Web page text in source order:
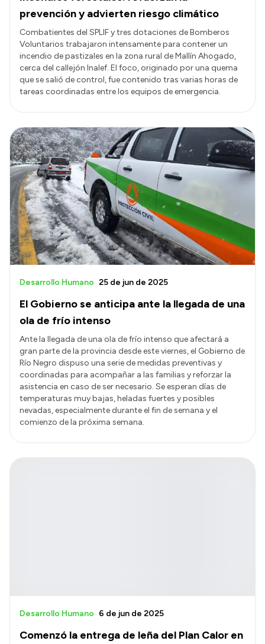
prevención y advierten riesgo climático
Combatientes del SPLIF y tres dotaciones de Bomberos
Voluntarios trabajaron intensamente para contener un
incendio de pastizales en la zona rural de Mallín Ahogado,
cerca del callejón Inalef. El foco, originado por una quema
que se salió de control, fue contenido tras varias horas de
tareas coordinadas entre los equipos de emergencia.
El Gobierno se anticipa ante la llegada de una
ola de frío intenso
Desarrollo Humano 25 de jun de 2025
Ante la llegada de una ola de frío intenso que afectará a
gran parte de la provincia desde este viernes, el Gobierno de
Río Negro dispuso una serie de medidas preventivas y
coordinadas para acompañar a las familias y reforzar la
asistencia en caso de ser necesario. Se esperan días de
temperaturas muy bajas, heladas fuertes y posibles
nevadas, especialmente durante el fin de semana y el
comienzo de la próxima semana.
Comenzó la entrega de leña del Plan Calor en
Desarrollo Humano 6 de jun de 2025